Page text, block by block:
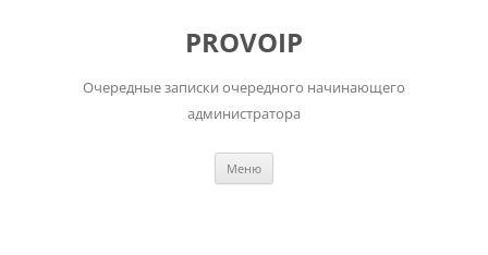
PROVOIP
Очередные записки очередного начинающего
администратора
Меню